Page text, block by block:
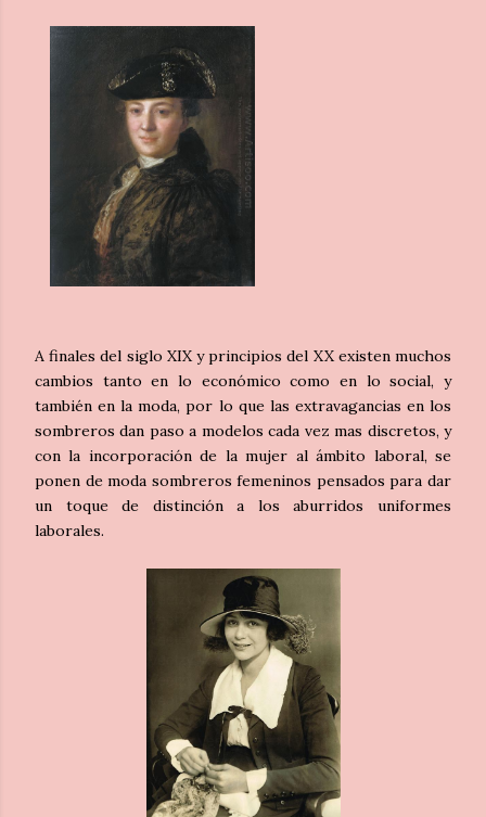
A finales del siglo XIX y principios del XX existen muchos
cambios tanto en lo económico como en lo social, y
también en la moda, por lo que las extravagancias en los
sombreros dan paso a modelos cada vez mas discretos, y
con la incorporación de la mujer al ámbito laboral, se
ponen de moda sombreros femeninos pensados para dar
un toque de distinción a los aburridos uniformes
laborales.